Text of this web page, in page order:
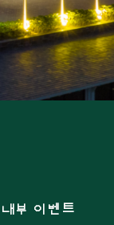
내부 이벤트